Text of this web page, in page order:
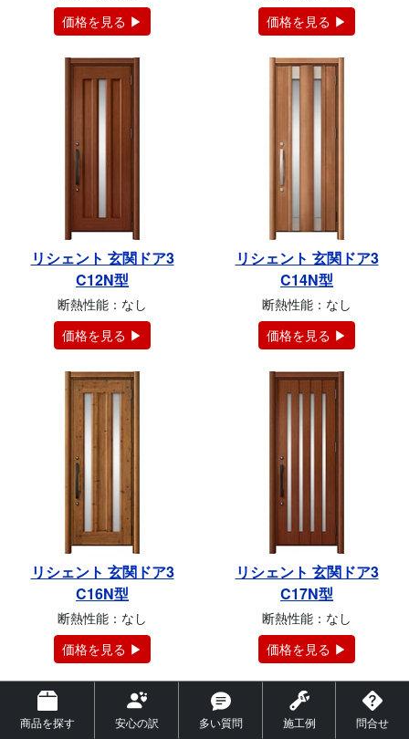
商品を探す 安心の訳 多い質問 施工例 問合せ
価格を見る ▶
価格を見る ▶
リシェント 玄関ドア3
C12N型
断熱性能：なし
価格を見る ▶
リシェント 玄関ドア3
C14N型
断熱性能：なし
価格を見る ▶
リシェント 玄関ドア3
C16N型
断熱性能：なし
価格を見る ▶
リシェント 玄関ドア3
C17N型
断熱性能：なし
価格を見る ▶